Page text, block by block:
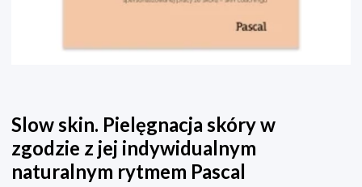
Slow skin. Pielęgnacja skóry w
zgodzie z jej indywidualnym
naturalnym rytmem Pascal